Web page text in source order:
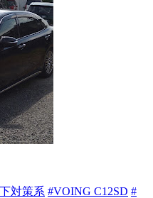
対策系 #VOING C12SD #